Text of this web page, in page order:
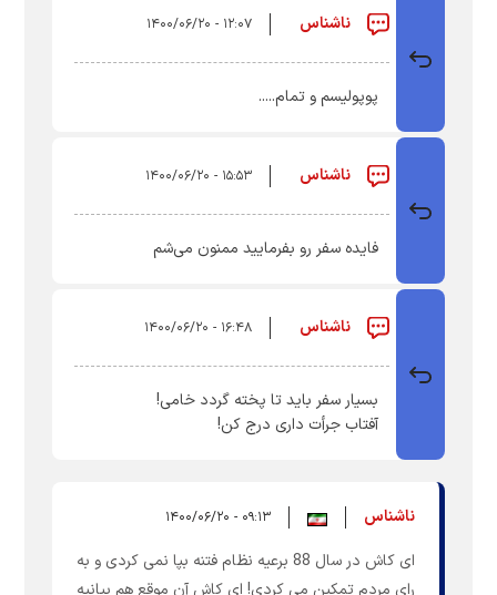
ناشناس ۱۲:۰۷ - ۱۴۰۰/۰۶/۲۰
پوپولیسم و تمام.....
ناشناس ۱۵:۵۳ - ۱۴۰۰/۰۶/۲۰
فایده سفر رو بفرمایید ممنون می‌شم
ناشناس ۱۶:۴۸ - ۱۴۰۰/۰۶/۲۰
بسیار سفر باید تا پخته گردد خامی!
آفتاب جرأت داری درج کن!
ناشناس ۰۹:۱۳ - ۱۴۰۰/۰۶/۲۰
ای کاش در سال 88 برعیه نظام فتنه بپا نمی کردی و به
رای مردم تمکین می کردی! ای کاش آن موقع هم بیانیه